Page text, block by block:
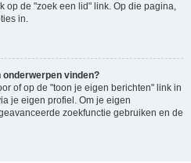
op de "zoek een lid" link. Op die pagina,
in.
onderwerpen vinden?
of op de "toon je eigen berichten" link in
je eigen profiel. Om je eigen
zoekfunctie gebruiken en de